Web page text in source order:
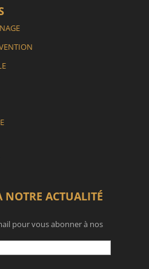
ACTUALITÉ
pour vous abonner à nos